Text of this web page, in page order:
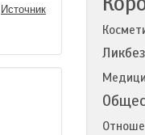
Источник
Ликбез